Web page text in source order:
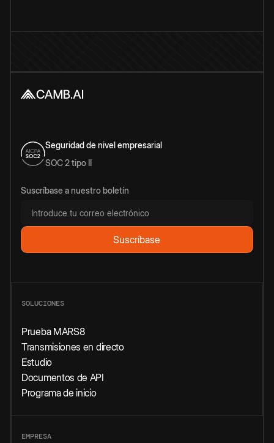
Seguridad de nivel empresarial
SOC 2 tipo II
Suscríbase a nuestro boletín
SOLUCIONES
Prueba MARS8
Transmisiones en directo
Estudio
Documentos de API
Programa de inicio
EMPRESA